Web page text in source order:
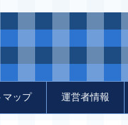
マップ 運営者情報